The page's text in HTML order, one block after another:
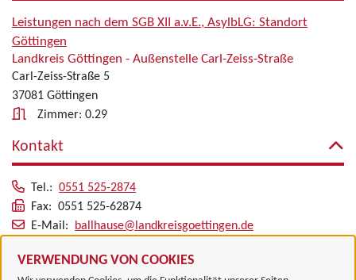
VERWENDUNG VON COOKIES
Leistungen nach dem SGB XII a.v.E., AsylbLG: Standort
Göttingen
Landkreis Göttingen - Außenstelle Carl-Zeiss-Straße
Carl-Zeiss-Straße 5
37081 Göttingen
Zimmer: 0.29
Kontakt
Tel.: 0551 525-2874
Fax: 0551 525-62874
E-Mail:
ballhause@landkreisgoettingen.de
Alle zugeordneten Einrichtungen